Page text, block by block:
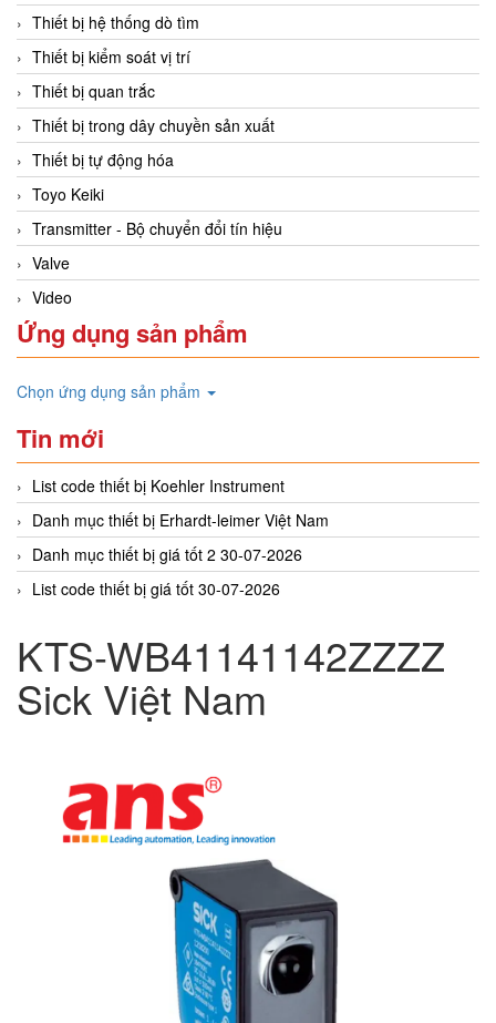
Thiết bị hệ thống dò tìm
Thiết bị kiểm soát vị trí
Thiết bị quan trắc
Thiết bị trong dây chuyền sản xuất
Thiết bị tự động hóa
Toyo Keiki
Transmitter - Bộ chuyển đổi tín hiệu
Valve
Video
Ứng dụng sản phẩm
Chọn ứng dụng sản phẩm
Tin mới
List code thiết bị Koehler Instrument
Danh mục thiết bị Erhardt-leimer Việt Nam
Danh mục thiết bị giá tốt 2 30-07-2026
List code thiết bị giá tốt 30-07-2026
KTS-WB41141142ZZZZ
Sick Việt Nam